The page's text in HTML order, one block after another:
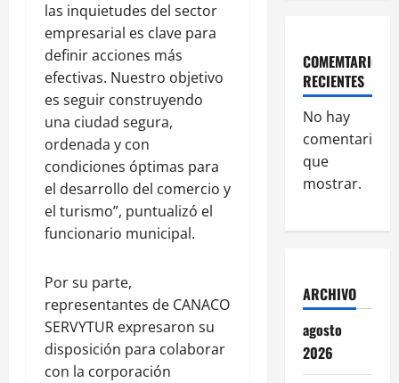
las inquietudes del sector
empresarial es clave para
definir acciones más
efectivas. Nuestro objetivo
es seguir construyendo
una ciudad segura,
ordenada y con
condiciones óptimas para
el desarrollo del comercio y
el turismo”, puntualizó el
funcionario municipal.
Por su parte,
representantes de CANACO
SERVYTUR expresaron su
disposición para colaborar
con la corporación
COMEMTARIOS
RECIENTES
No hay
comentarios
que
mostrar.
ARCHIVO
agosto
2026